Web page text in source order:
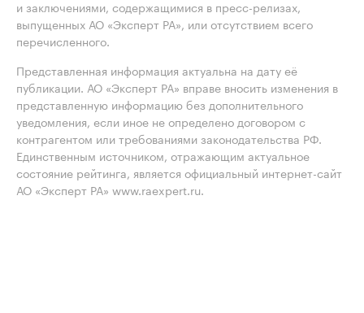
и заключениями, содержащимися в пресс-релизах,
выпущенных АО «Эксперт РА», или отсутствием всего
перечисленного.
Представленная информация актуальна на дату её
публикации. АО «Эксперт РА» вправе вносить изменения в
представленную информацию без дополнительного
уведомления, если иное не определено договором с
контрагентом или требованиями законодательства РФ.
Единственным источником, отражающим актуальное
состояние рейтинга, является официальный интернет-сайт
АО «Эксперт РА» www.raexpert.ru.